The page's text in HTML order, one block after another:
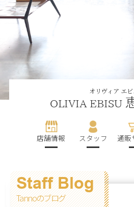
オリヴィア エ
OLIVIA EBISU
店舗情報 スタッフ 通販
Staff Blog
Tannoのブログ